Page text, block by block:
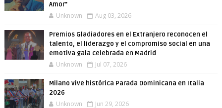
Amor"
Unknown Aug 03, 2026
Premios Gladiadores en el Extranjero reconocen el
talento, el liderazgo y el compromiso social en una
emotiva gala celebrada en Madrid
Unknown Jul 07, 2026
Milano vive histórica Parada Dominicana en Italia
2026
Unknown Jun 29, 2026